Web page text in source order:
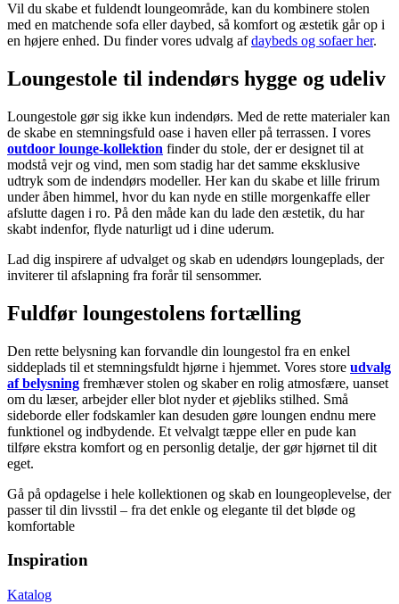
Vil du skabe et fuldendt loungeområde, kan du kombinere stolen
med en matchende sofa eller daybed, så komfort og æstetik går op i
en højere enhed. Du finder vores udvalg afdaybeds og sofaer her.
Loungestole til indendørs hygge og udeliv
Loungestole gør sig ikke kun indendørs. Med de rette materialer kan
de skabe en stemningsfuld oase i haven eller på terrassen. I vores
outdoor lounge-kollektion finder du stole, der er designet til at
modstå vejr og vind, men som stadig har det samme eksklusive
udtryk som de indendørs modeller. Her kan du skabe et lille frirum
under åben himmel, hvor du kan nyde en stille morgenkaffe eller
afslutte dagen i ro. På den måde kan du lade den æstetik, du har
skabt indenfor, flyde naturligt ud i dine uderum.
Lad dig inspirere af udvalget og skab en udendørs loungeplads, der
inviterer til afslapning fra forår til sensommer.
Fuldfør loungestolens fortælling
Den rette belysning kan forvandle din loungestol fra en enkel
siddeplads til et stemningsfuldt hjørne i hjemmet. Vores store udvalg
af belysning fremhæver stolen og skaber en rolig atmosfære, uanset
om du læser, arbejder eller blot nyder et øjebliks stilhed. Små
sideborde eller fodskamler kan desuden gøre loungen endnu mere
funktionel og indbydende. Et velvalgt tæppe eller en pude kan
tilføre ekstra komfort og en personlig detalje, der gør hjørnet til dit
eget.
Gå på opdagelse i hele kollektionen og skab en loungeoplevelse, der
passer til din livsstil – fra det enkle og elegante til det bløde og
komfortable
Inspiration
Katalog